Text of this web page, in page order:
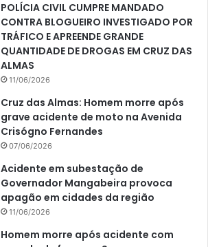
POLÍCIA CIVIL CUMPRE MANDADO
CONTRA BLOGUEIRO INVESTIGADO POR
TRÁFICO E APREENDE GRANDE
QUANTIDADE DE DROGAS EM CRUZ DAS
ALMAS
11/06/2026
Cruz das Almas: Homem morre após
grave acidente de moto na Avenida
Crisógno Fernandes
07/06/2026
Acidente em subestação de
Governador Mangabeira provoca
apagão em cidades da região
11/06/2026
Homem morre após acidente com